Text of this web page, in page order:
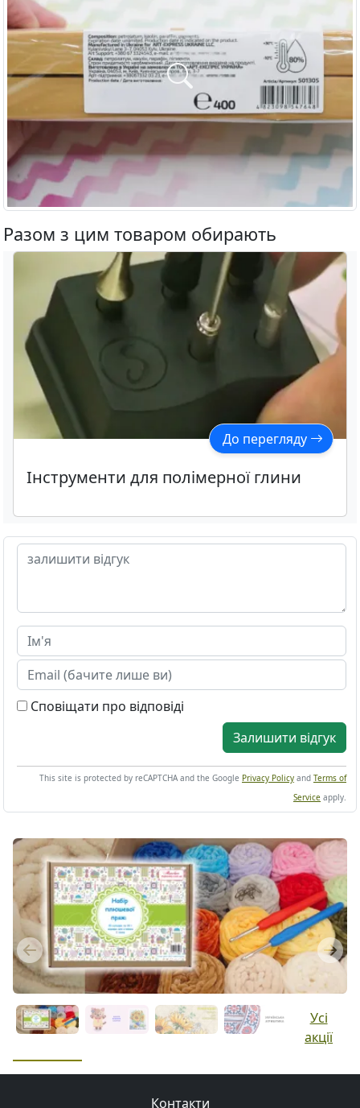
Разом з цим товаром обирають
До перегляду
Інструменти для полімерної глини
Сповіщати про відповіді
Залишити відгук
This site is protected by reCAPTCHA and the Google Privacy Policy and Terms of
Service apply.
Previous Next
Усі
акції
Контакти